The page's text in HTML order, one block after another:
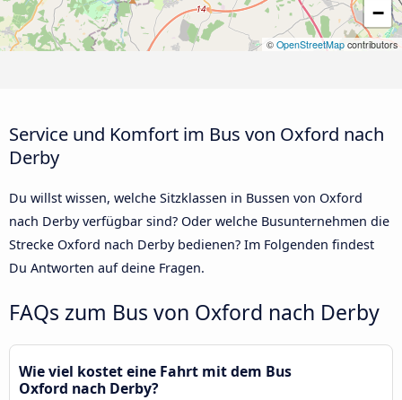
−
© OpenStreetMap contributors
Service und Komfort im Bus von Oxford nach
Derby
Du willst wissen, welche Sitzklassen in Bussen von Oxford
nach Derby verfügbar sind? Oder welche Busunternehmen die
Strecke Oxford nach Derby bedienen? Im Folgenden findest
Du Antworten auf deine Fragen.
FAQs zum Bus von Oxford nach Derby
Wie viel kostet eine Fahrt mit dem Bus
Oxford nach Derby?